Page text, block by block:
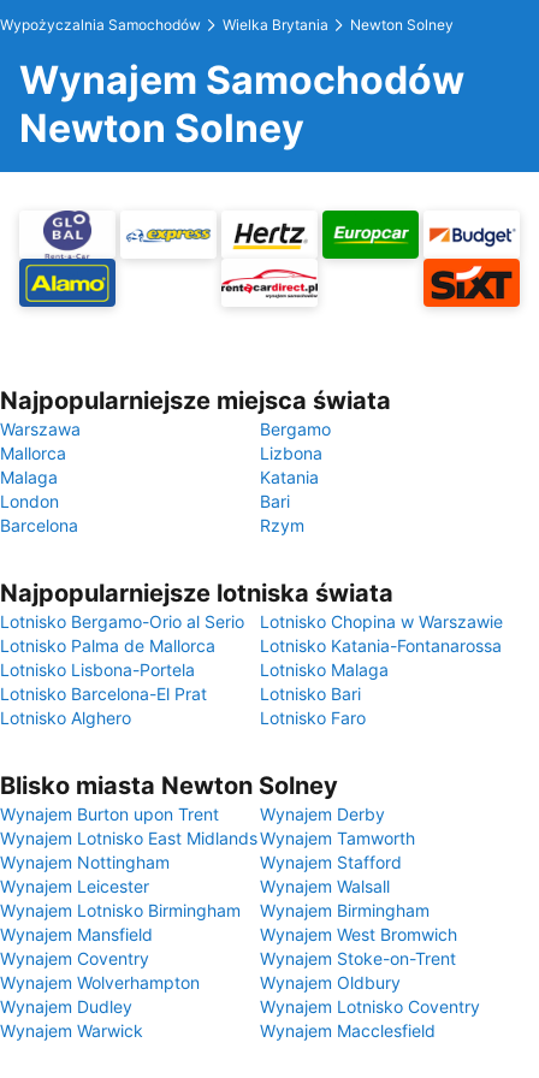
Wypożyczalnia Samochodów Wielka Brytania Newton Solney
Wynajem Samochodów
Newton Solney
Najpopularniejsze miejsca świata
Warszawa
Bergamo
Mallorca
Lizbona
Malaga
Katania
London
Bari
Barcelona
Rzym
Najpopularniejsze lotniska świata
Lotnisko Bergamo-Orio al Serio
Lotnisko Chopina w Warszawie
Lotnisko Palma de Mallorca
Lotnisko Katania-Fontanarossa
Lotnisko Lisbona-Portela
Lotnisko Malaga
Lotnisko Barcelona-El Prat
Lotnisko Bari
Lotnisko Alghero
Lotnisko Faro
Blisko miasta Newton Solney
Wynajem Burton upon Trent
Wynajem Derby
Wynajem Lotnisko East MidlandsWynajem Tamworth
Wynajem Nottingham
Wynajem Stafford
Wynajem Leicester
Wynajem Walsall
Wynajem Lotnisko Birmingham
Wynajem Birmingham
Wynajem Mansfield
Wynajem West Bromwich
Wynajem Coventry
Wynajem Stoke-on-Trent
Wynajem Wolverhampton
Wynajem Oldbury
Wynajem Dudley
Wynajem Lotnisko Coventry
Wynajem Warwick
Wynajem Macclesfield